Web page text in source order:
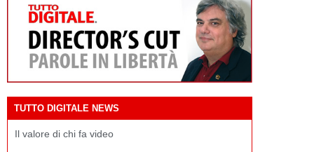
TUTTO DIGITALE NEWS
Il valore di chi fa video